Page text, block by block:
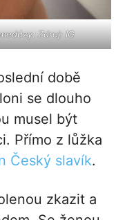
Zdroj: IG
době
se dlouho
musel být
Přímo z lůžka
Český slavík.
zkazit a